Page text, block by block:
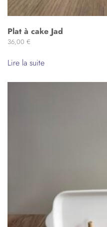
Plat à cake Jad
36,00 €
Lire la suite